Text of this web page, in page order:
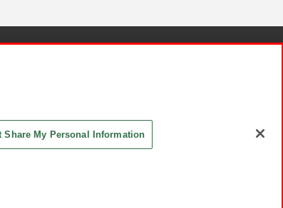
Share My Personal Information